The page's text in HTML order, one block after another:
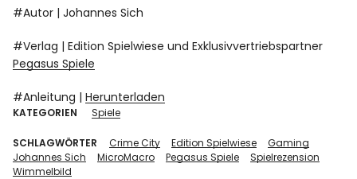
#Autor | Johannes Sich
#Verlag | Edition Spielwiese und Exklusivvertriebspartner
Pegasus Spiele
#Anleitung |Herunterladen
KATEGORIEN Spiele
SCHLAGWÖRTER Crime City Edition Spielwiese
Gaming
Johannes Sich
MicroMacro Pegasus Spiele
Spielrezension
Wimmelbild